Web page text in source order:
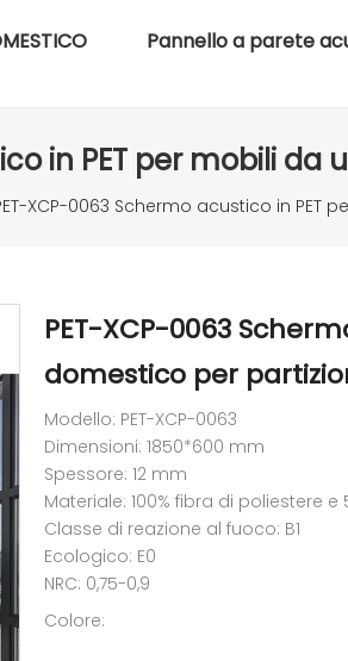
Pannello a parete
in PET per mobili
XCP-0063 Schermo acustico in
PET-XCP-0063
domestico per
Modello: PET-XCP-0063
Dimensioni: 1850*600 mm
Spessore: 12 mm
Materiale: 100% fibra di poliestere e
Classe di reazione al fuoco: B1
Ecologico: E0
NRC: 0,75-0,9
Colore: